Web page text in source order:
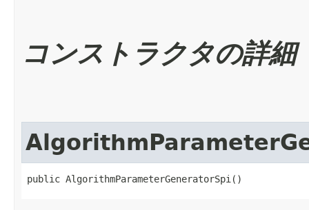
コンストラクタの詳細
public AlgorithmParameterGeneratorSpi()